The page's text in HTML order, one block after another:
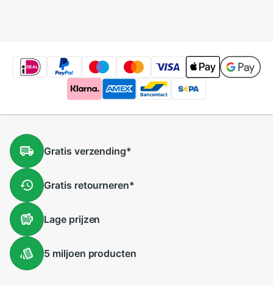
Gratis verzending*
Gratis retourneren*
Lageprijzen
5 miljoen producten